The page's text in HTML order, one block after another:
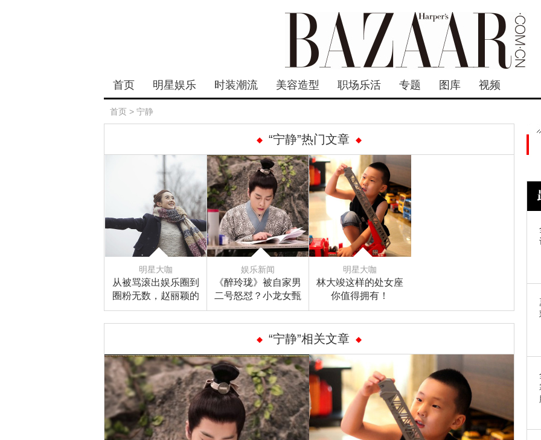
首页 明星娱乐 时装潮流 美容造型 职场乐活 专题 图库 视频
首页 > 宁静
“宁静”热门文章
明星大咖
从被骂滚出娱乐圈到
圈粉无数，赵丽颖的
逆袭之路走得漂亮！
娱乐新闻
《醉玲珑》被自家男
二号怒怼？小龙女甄
嬛白浅赵敏周芷若竟
然都是同一人在配
音？！
明星大咖
林大竣这样的处女座
你值得拥有！
“宁静”相关文章